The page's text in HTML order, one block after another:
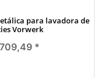
para lavadora de
Vorwerk
*